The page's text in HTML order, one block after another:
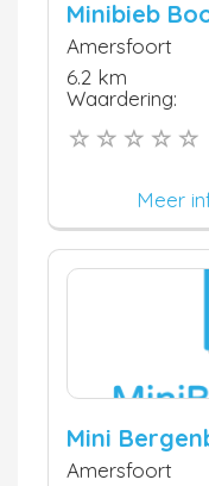
Minibieb
Amersfoort
6.2 km
Waardering:
Meer
Mini
Amersfoort